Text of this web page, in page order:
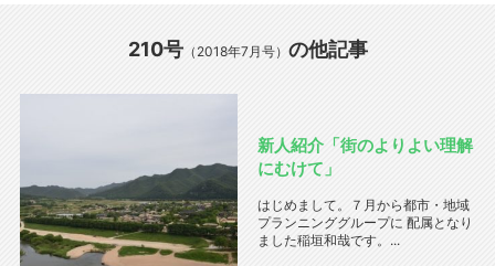
210号（2018年7月号） の他記事
新人紹介「街のよりよい理解
にむけて」
はじめまして。７月から都市・地域
プランニンググループに 配属となり
ました稲垣和哉です。...